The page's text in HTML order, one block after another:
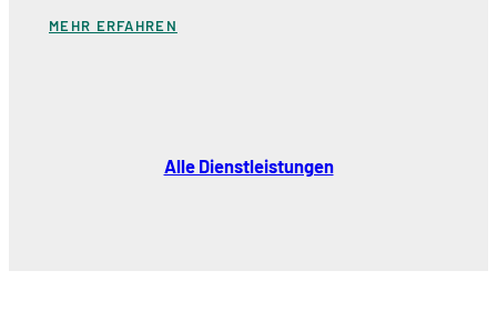
MEHR ERFAHREN
Alle Dienstleistungen